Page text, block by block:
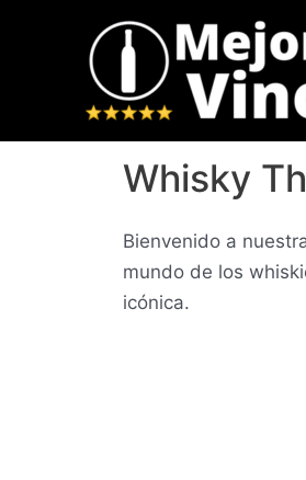
Whisky
Bienvenido a
mundo de los
icónica.